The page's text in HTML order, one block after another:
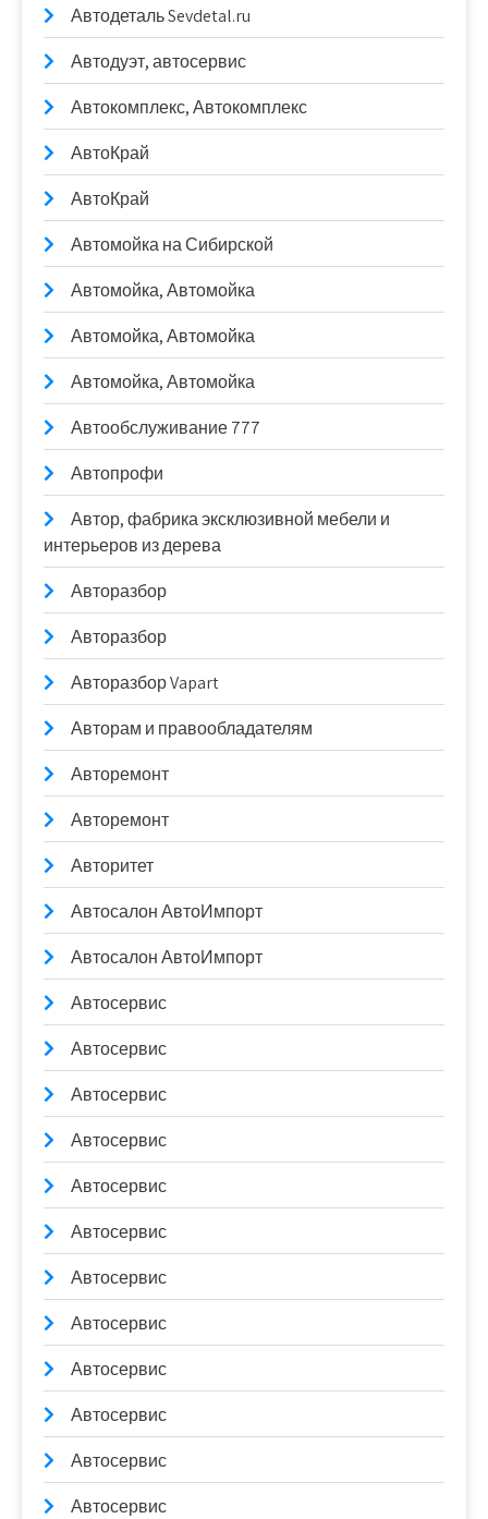
Автодеталь Sevdetal.ru
Автодуэт, автосервис
Автокомплекс, Автокомплекс
АвтоКрай
АвтоКрай
Автомойка на Сибирской
Автомойка, Автомойка
Автомойка, Автомойка
Автомойка, Автомойка
Автообслуживание 777
Автопрофи
Автор, фабрика эксклюзивной мебели и
интерьеров из дерева
Авторазбор
Авторазбор
Авторазбор Vapart
Авторам и правообладателям
Авторемонт
Авторемонт
Авторитет
Автосалон АвтоИмпорт
Автосалон АвтоИмпорт
Автосервис
Автосервис
Автосервис
Автосервис
Автосервис
Автосервис
Автосервис
Автосервис
Автосервис
Автосервис
Автосервис
Автосервис